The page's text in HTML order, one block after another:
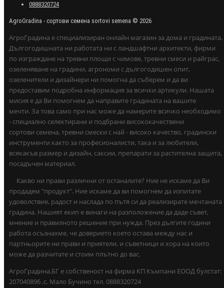
0888320724
AgroGradina - сортови семена sortovi semena © 2026
АгроГрадина е специализиран онлайн магазин за дома и градината.
Дългогодишната ни работата ни с ландшафтни архитекти, фирми
по изграждане на тревни площи с чимове, тревни смеси и райграс,
озеленяване на градини, агрономи с дългогодишен опит,
озеленители и дизайнери ни помогна да съберем и да ви
предоставим подробна информация за всички артикули. Нашата
мисия е да Ви помогнем да направите градината на вашите
мечти. За това само при нас може да намерите всичко необходимо
- специално селектирани и подбрани висококачествени
сортови семена, тревни смески с най - високо качество, градински
инструменти както за професионалисти, така и за любители,
всякакъв размер и дизайн, саксии, препарати за растителна защита,
посадъчен материал.
Какво ни прави различни от останалите? Ние не искаме да Ви
продадем "продукт". Ние искаме да ви помогнем да изпитате
удоволствие, радост и наслада по пътя си да реализирате мечтаната
градина. Нашият екип е винаги на разположение да даде съвет,
мнение и правилното решение при нужда. През дългите години
работа осъзнахме, че доверието което остава между нас и
партньорите ни прави и приятели, и съветници и хора на които
може да разчитате и стоим плътно до вас.
АгроГрадина.БГ е собственост на фирма КП Къмпани ЕООД булстат:
207040896 ,с. Мало Бучино тел. 0888320724